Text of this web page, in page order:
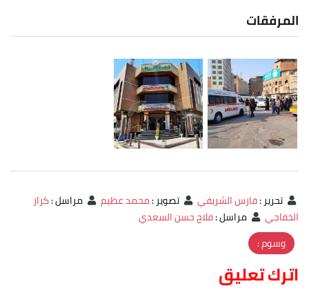
المرفقات
تحرير:فارس الشريفي تصوير:محمد عظيم مراسل:كرار
الخفاجي
مراسل:فلاح حسن السعدي
وسوم :
اترك تعليق